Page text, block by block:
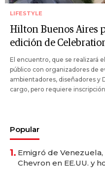
LIFESTYLE
Hilton Buenos Aires
edición de
El encuentro, que se realizará
público con organizadores de
ambientadores, diseñadores y
cargo, pero requiere
Popular
1. Emigró de
Chevron en EE.UU. y